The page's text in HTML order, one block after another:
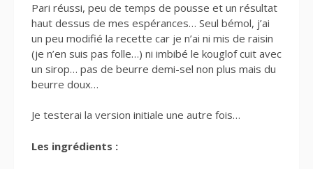
Pari réussi, peu de temps de pousse et un résultat
haut dessus de mes espérances… Seul bémol, j’ai
un peu modifié la recette car je n’ai ni mis de raisin
(je n’en suis pas folle…) ni imbibé le kouglof cuit avec
un sirop… pas de beurre demi-sel non plus mais du
beurre doux…
Je testerai la version initiale une autre fois…
Les ingrédients :